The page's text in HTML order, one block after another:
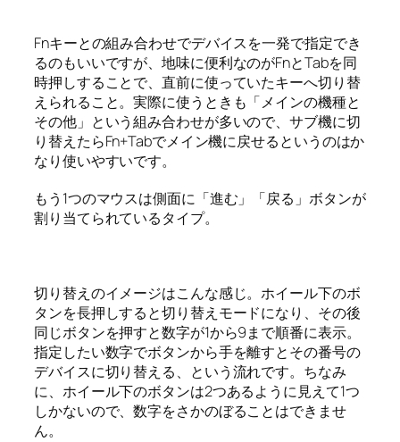
Fnキーとの組み合わせでデバイスを一発で指定でき
るのもいいですが、地味に便利なのがFnとTabを同
時押しすることで、直前に使っていたキーへ切り替
えられること。実際に使うときも「メインの機種と
その他」という組み合わせが多いので、サブ機に切
り替えたらFn+Tabでメイン機に戻せるというのはか
なり使いやすいです。
もう1つのマウスは側面に「進む」「戻る」ボタンが
割り当てられているタイプ。
切り替えのイメージはこんな感じ。ホイール下のボ
タンを長押しすると切り替えモードになり、その後
同じボタンを押すと数字が1から9まで順番に表示。
指定したい数字でボタンから手を離すとその番号の
デバイスに切り替える、という流れです。ちなみ
に、ホイール下のボタンは2つあるように見えて1つ
しかないので、数字をさかのぼることはできませ
ん。